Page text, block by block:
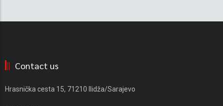
Contact us
Hrasnička cesta 15, 71210 Ilidža/Sarajevo